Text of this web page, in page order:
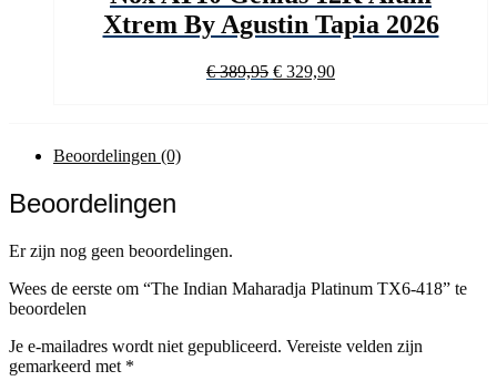
Xtrem By Agustin Tapia 2026
€389,95 Oorspronkelijke
€ 329,90Huidige
Beoordelingen (0)
Beoordelingen
Er zijn nog geen beoordelingen.
Wees de eerste om “The Indian Maharadja Platinum TX6-418” te
beoordelen
Je e-mailadres wordt niet gepubliceerd. Vereiste velden zijn
gemarkeerd met *